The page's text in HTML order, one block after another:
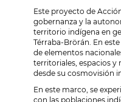
Este proyecto de
gobernanza y la
territorio indígena en
Térraba-Brörán. En
de elementos
territoriales, espacios y
desde su cosmovisión
En este marco, se
con las poblaciones